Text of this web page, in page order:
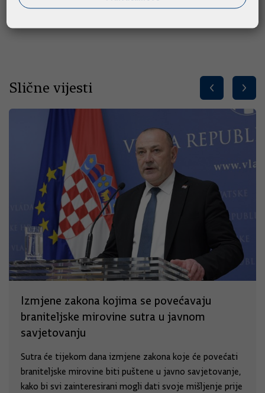
Izvor: HRT/Vlada
Slične vijesti
Izmjene zakona kojima se povećavaju
braniteljske mirovine sutra u javnom
savjetovanju
Sutra će tijekom dana izmjene zakona koje će povećati
braniteljske mirovine biti puštene u javno savjetovanje,
kako bi svi zainteresirani mogli dati svoje mišljenje prije